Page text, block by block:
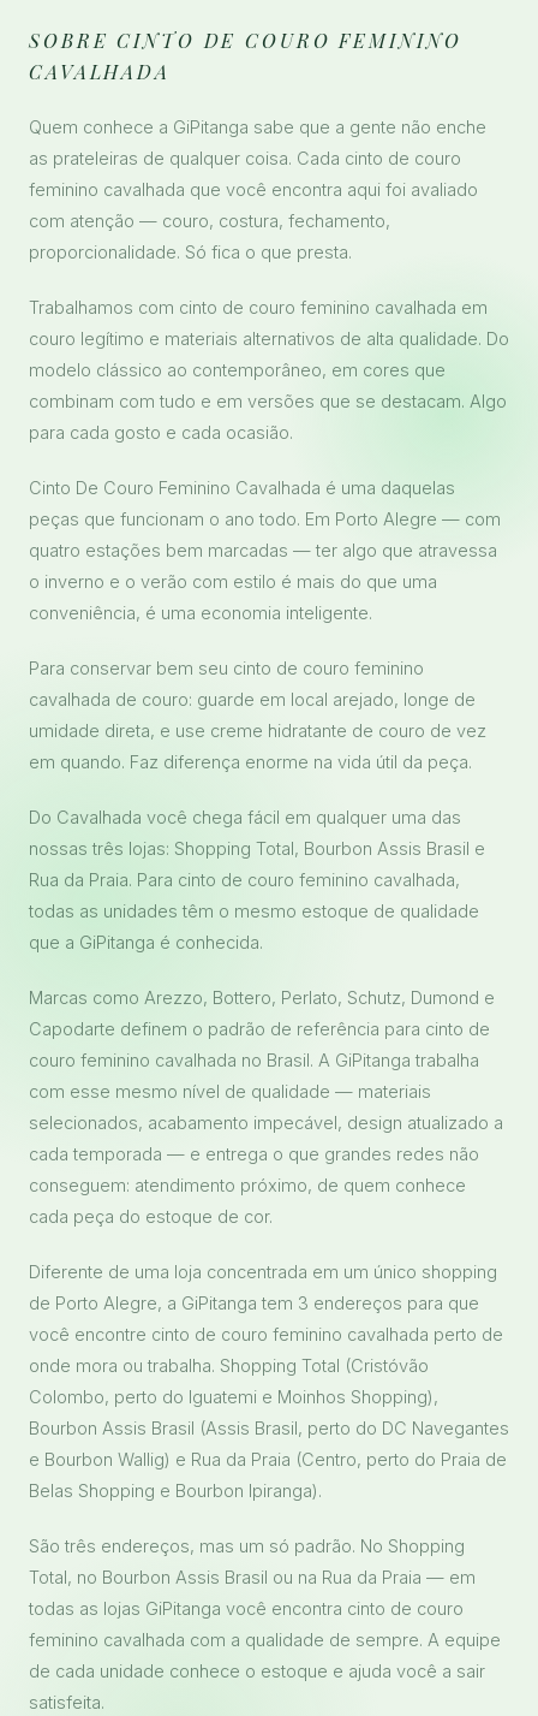
SOBRE CINTO DE COURO FEMININO
CAVALHADA
Quem conhece a GiPitanga sabe que a gente não enche
as prateleiras de qualquer coisa. Cada cinto de couro
feminino cavalhada que você encontra aqui foi avaliado
com atenção — couro, costura, fechamento,
proporcionalidade. Só fica o que presta.
Trabalhamos com cinto de couro feminino cavalhada em
couro legítimo e materiais alternativos de alta qualidade. Do
modelo clássico ao contemporâneo, em cores que
combinam com tudo e em versões que se destacam. Algo
para cada gosto e cada ocasião.
Cinto De Couro Feminino Cavalhada é uma daquelas
peças que funcionam o ano todo. Em Porto Alegre — com
quatro estações bem marcadas — ter algo que atravessa
o inverno e o verão com estilo é mais do que uma
conveniência, é uma economia inteligente.
Para conservar bem seu cinto de couro feminino
cavalhada de couro: guarde em local arejado, longe de
umidade direta, e use creme hidratante de couro de vez
em quando. Faz diferença enorme na vida útil da peça.
Do Cavalhada você chega fácil em qualquer uma das
nossas três lojas: Shopping Total, Bourbon Assis Brasil e
Rua da Praia. Para cinto de couro feminino cavalhada,
todas as unidades têm o mesmo estoque de qualidade
que a GiPitanga é conhecida.
Marcas como Arezzo, Bottero, Perlato, Schutz, Dumond e
Capodarte definem o padrão de referência para cinto de
couro feminino cavalhada no Brasil. A GiPitanga trabalha
com esse mesmo nível de qualidade — materiais
selecionados, acabamento impecável, design atualizado a
cada temporada — e entrega o que grandes redes não
conseguem: atendimento próximo, de quem conhece
cada peça do estoque de cor.
Diferente de uma loja concentrada em um único shopping
de Porto Alegre, a GiPitanga tem 3 endereços para que
você encontre cinto de couro feminino cavalhada perto de
onde mora ou trabalha. Shopping Total (Cristóvão
Colombo, perto do Iguatemi e Moinhos Shopping),
Bourbon Assis Brasil (Assis Brasil, perto do DC Navegantes
e Bourbon Wallig) e Rua da Praia (Centro, perto do Praia de
Belas Shopping e Bourbon Ipiranga).
São três endereços, mas um só padrão. No Shopping
Total, no Bourbon Assis Brasil ou na Rua da Praia — em
todas as lojas GiPitanga você encontra cinto de couro
feminino cavalhada com a qualidade de sempre. A equipe
de cada unidade conhece o estoque e ajuda você a sair
satisfeita.